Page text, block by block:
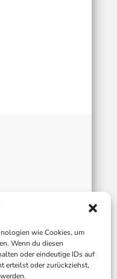
wie Cookies, um
Wenn du diesen
oder eindeutige IDs auf
erteilst oder zurückziehst,